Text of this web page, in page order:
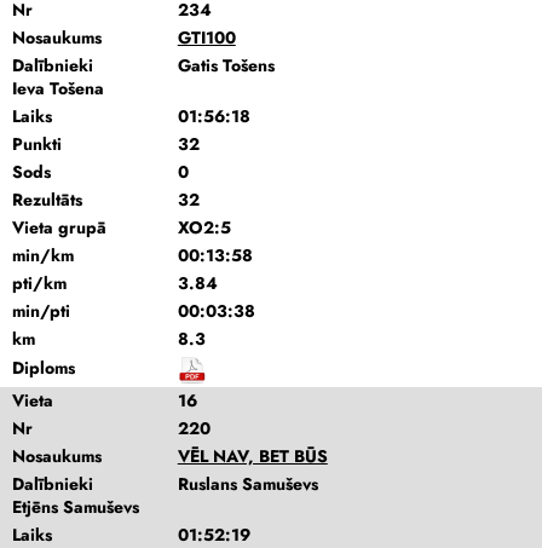
Nr
234
Nosaukums
GTI100
Dalībnieki
Gatis Tošens
Ieva Tošena
Laiks
01:56:18
Punkti
32
Sods
0
Rezultāts
32
Vieta grupā
XO2:5
min/km
00:13:58
pti/km
3.84
min/pti
00:03:38
km
8.3
Diploms
Vieta
16
Nr
220
Nosaukums
VĒL NAV, BET BŪS
Dalībnieki
Ruslans Samuševs
Etjēns Samuševs
Laiks
01:52:19